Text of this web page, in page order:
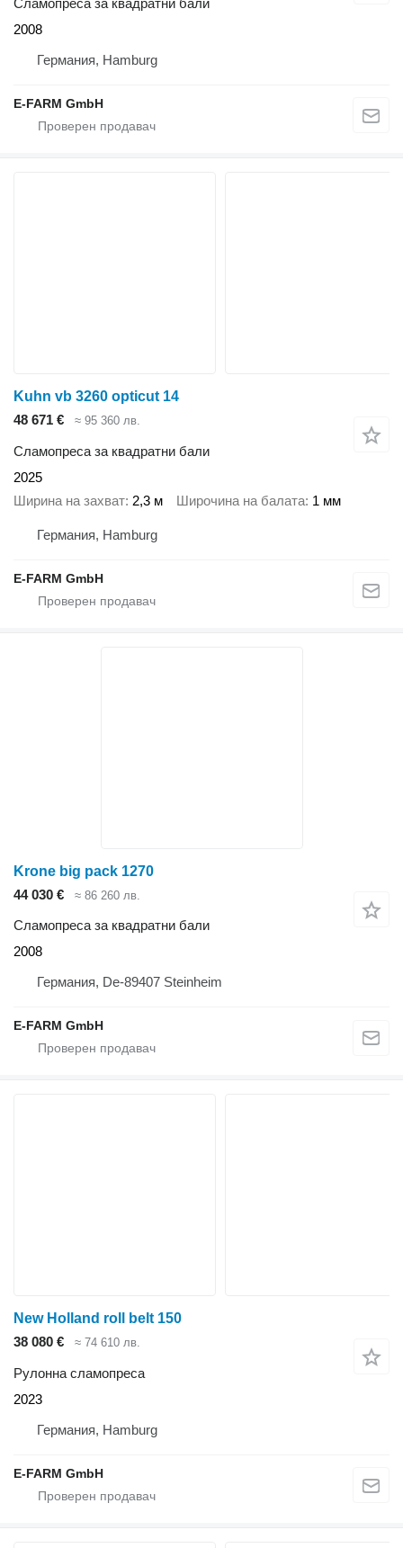
Сламопреса за квадратни бали
2008
Германия, Hamburg
E-FARM GmbH
Kuhn vb 3260 opticut 14
48 671 €
≈ 95 360 лв.
Сламопреса за квадратни бали
2025
Ширина на захват 2,3 м Широчина на балата 1 мм
Германия, Hamburg
E-FARM GmbH
Krone big pack 1270
44 030 €
≈ 86 260 лв.
Сламопреса за квадратни бали
2008
Германия, De-89407 Steinheim
E-FARM GmbH
New Holland roll belt 150
38 080 €
≈ 74 610 лв.
Рулонна сламопреса
2023
Германия, Hamburg
E-FARM GmbH